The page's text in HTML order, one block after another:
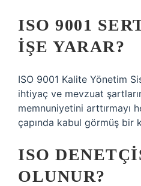
ISO 9001
IŞE YARAR?
ISO 9001 Kalite Yönetim
ihtiyaç ve mevzuat
memnuniyetini arttırmayı
çapında kabul görmüş bir
ISO
OLUNUR?